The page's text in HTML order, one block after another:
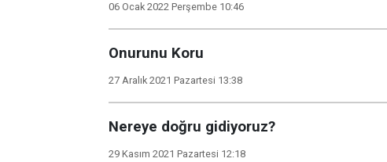
06 Ocak 2022 Perşembe 10:46
Onurunu Koru
27 Aralık 2021 Pazartesi 13:38
Nereye doğru gidiyoruz?
29 Kasım 2021 Pazartesi 12:18